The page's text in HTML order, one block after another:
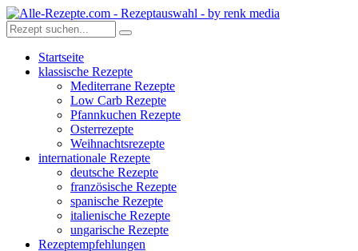
Startseite
klassische Rezepte
Mediterrane Rezepte
Low Carb Rezepte
Pfannkuchen Rezepte
Osterrezepte
Weihnachtsrezepte
internationale Rezepte
deutsche Rezepte
französische Rezepte
spanische Rezepte
italienische Rezepte
ungarische Rezepte
Rezeptempfehlungen